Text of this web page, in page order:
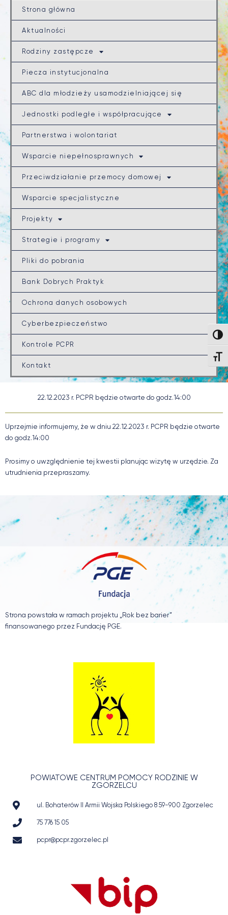
Strona główna
Aktualności
Rodziny zastępcze
Piecza instytucjonalna
ABC dla młodzieży usamodzielniającej się
Jednostki podległe i współpracujące
Partnerstwa i wolontariat
Wsparcie niepełnosprawnych
Przeciwdziałanie przemocy domowej
Wsparcie specjalistyczne
Projekty
Strategie i programy
Pliki do pobrania
Bank Dobrych Praktyk
Ochrona danych osobowych
Cyberbezpieczeństwo
Kontrole PCPR
Kontakt
22.12.2023 r. PCPR będzie otwarte do godz.14:00
Uprzejmie informujemy, że w dniu 22.12.2023 r. PCPR będzie otwarte
do godz.14:00
Prosimy o uwzględnienie tej kwestii planując wizytę w urzędzie. Za
utrudnienia przepraszamy.
Strona powstała w ramach projektu „Rok bez barier”
finansowanego przez Fundację PGE.
POWIATOWE CENTRUM POMOCY RODZINIE W
ZGORZELCU
ul. Bohaterów II Armii Wojska Polskiego 8 59-900 Zgorzelec
75 776 15 05
pcpr@pcpr.zgorzelec.pl